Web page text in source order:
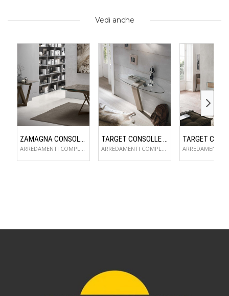
Vedi anche
ZAMAGNA CONSOLLE FLAME
ARREDAMENTI COMPLEMENTI D'ARREDO
TARGET CONSOLLE OMNIA
ARREDAMENTI COMPLEMENTI D'ARREDO